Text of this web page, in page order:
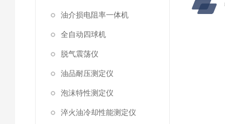
油介损电阻率一体机
全自动四球机
脱气震荡仪
油品耐压测定仪
泡沫特性测定仪
淬火油冷却性能测定仪